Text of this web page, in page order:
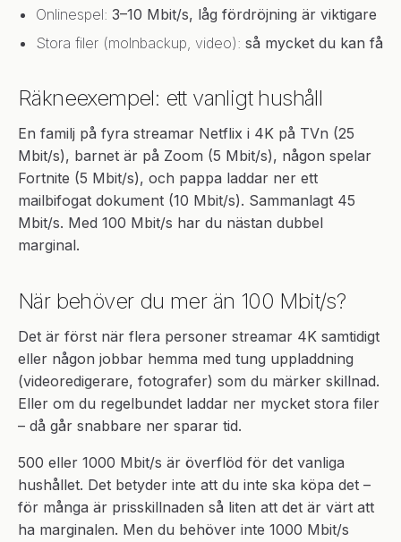
Onlinespel: 3–10 Mbit/s, låg fördröjning är viktigare
Stora filer (molnbackup, video): så mycket du kan få
Räkneexempel: ett vanligt hushåll
En familj på fyra streamar Netflix i 4K på TVn (25
Mbit/s), barnet är på Zoom (5 Mbit/s), någon spelar
Fortnite (5 Mbit/s), och pappa laddar ner ett
mailbifogat dokument (10 Mbit/s). Sammanlagt 45
Mbit/s. Med 100 Mbit/s har du nästan dubbel
marginal.
När behöver du mer än 100 Mbit/s?
Det är först när flera personer streamar 4K samtidigt
eller någon jobbar hemma med tung uppladdning
(videoredigerare, fotografer) som du märker skillnad.
Eller om du regelbundet laddar ner mycket stora filer
– då går snabbare ner sparar tid.
500 eller 1000 Mbit/s är överflöd för det vanliga
hushållet. Det betyder inte att du inte ska köpa det –
för många är prisskillnaden så liten att det är värt att
ha marginalen. Men du behöver inte 1000 Mbit/s